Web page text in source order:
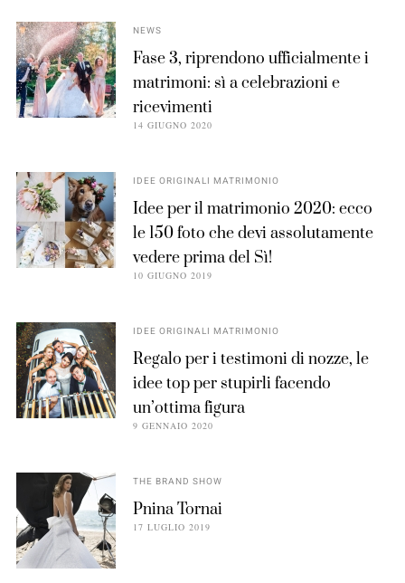
NEWS
Fase 3, riprendono ufficialmente i
matrimoni: sì a celebrazioni e
ricevimenti
14 GIUGNO 2020
IDEE ORIGINALI MATRIMONIO
Idee per il matrimonio 2020: ecco
le 150 foto che devi assolutamente
vedere prima del Sì!
10 GIUGNO 2019
IDEE ORIGINALI MATRIMONIO
Regalo per i testimoni di nozze, le
idee top per stupirli facendo
un’ottima figura
9 GENNAIO 2020
THE BRAND SHOW
Pnina Tornai
17 LUGLIO 2019